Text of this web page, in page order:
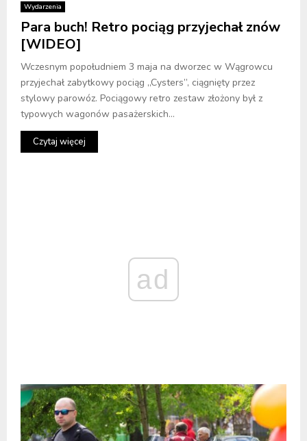
Wydarzenia
Para buch! Retro pociąg przyjechał znów
[WIDEO]
Wczesnym popołudniem 3 maja na dworzec w Wągrowcu
przyjechał zabytkowy pociąg „Cysters”, ciągnięty przez
stylowy parowóz. Pociągowy retro zestaw złożony był z
typowych wagonów pasażerskich...
Czytaj więcej
ad